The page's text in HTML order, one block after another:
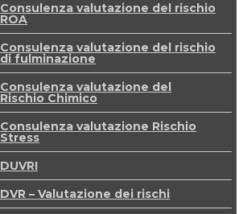
Consulenza valutazione del rischio
ROA
Consulenza valutazione del rischio
di fulminazione
Consulenza valutazione del
Rischio Chimico
Consulenza valutazione Rischio
Stress
DUVRI
DVR – Valutazione dei rischi